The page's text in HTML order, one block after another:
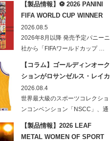
【製品情報】⚽ 2026 PANINI
FIFA WORLD CUP WINNER
STICKER POSTER
2026.08.5
2026年8月以降 発売予定パニーニ
社から「FIFAワールドカップ …
【コラム】ゴールディンオーク
ションがロサンゼルス・レイカ
ーズのオフィシャルオークショ
ンスポンサーに！
2026.08.4
世界最大級のスポーツコレクショ
ンコンベンション「NSCC」、通
【製品情報】2026 LEAF
METAL WOMEN OF SPORT